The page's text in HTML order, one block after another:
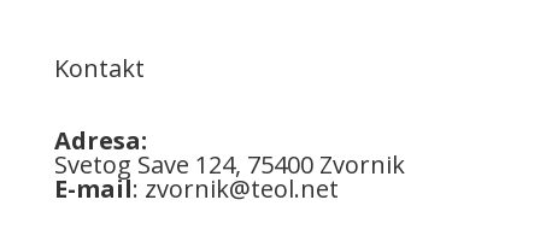
Kontakt
Adresa:
Svetog Save 124, 75400 Zvornik
E-mail: zvornik@teol.net